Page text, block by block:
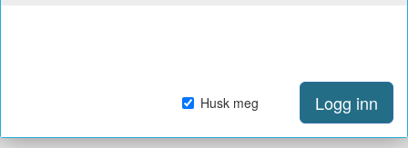
Husk meg Logg inn